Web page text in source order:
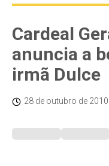
Cardeal
anuncia a
irmã Dulce
28 de outubro de 2010